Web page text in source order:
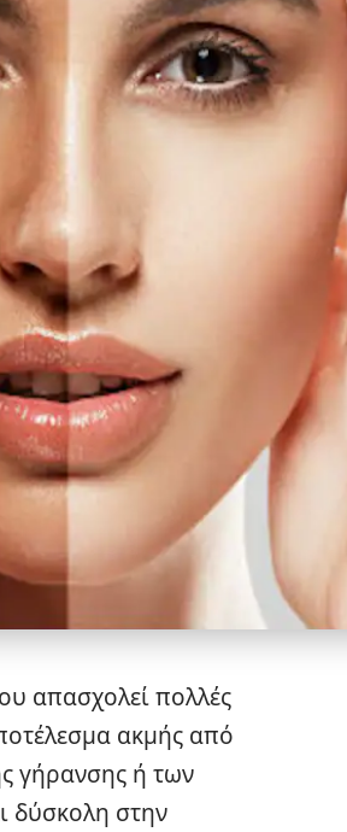
απασχολεί πολλές
ακμής από
γήρανσης ή των
δύσκολη στην